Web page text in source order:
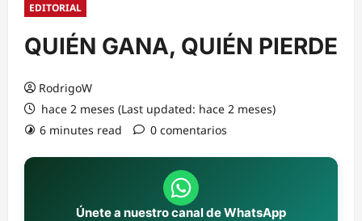
EDITORIAL
QUIÉN GANA, QUIÉN PIERDE
RodrigoW
hace 2 meses (Last updated: hace 2 meses)
6 minutes read
0 comentarios
Únete a nuestro canal de WhatsApp